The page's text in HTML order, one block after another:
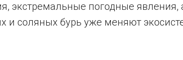
экстремальные погодные явления,
и соляных бурь уже меняют